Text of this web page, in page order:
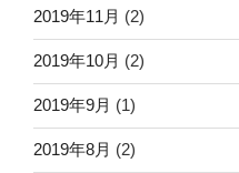
2019年11月 (2)
2019年10月 (2)
2019年9月 (1)
2019年8月 (2)